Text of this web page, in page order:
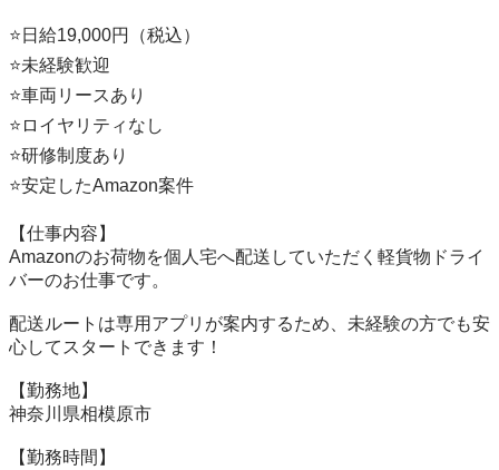
⭐日給19,000円（税込）
⭐未経験歓迎
⭐車両リースあり
⭐ロイヤリティなし
⭐研修制度あり
⭐安定したAmazon案件
【仕事内容】
Amazonのお荷物を個人宅へ配送していただく軽貨物ドライ
バーのお仕事です。
配送ルートは専用アプリが案内するため、未経験の方でも安
心してスタートできます！
【勤務地】
神奈川県相模原市
【勤務時間】